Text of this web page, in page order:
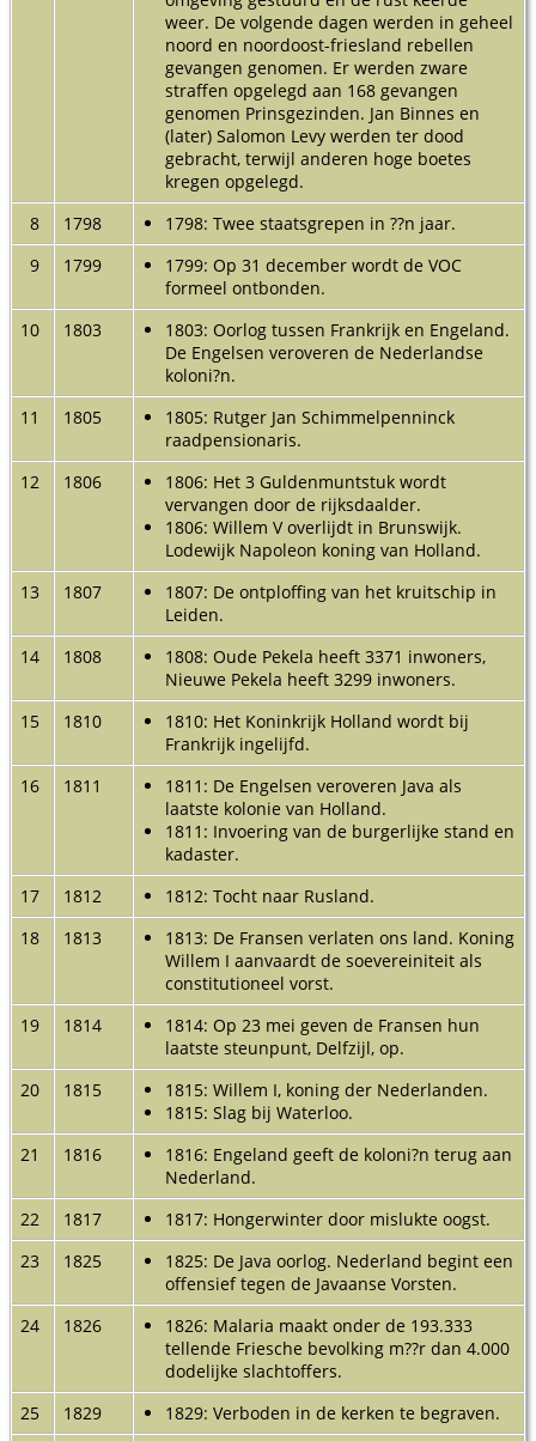
weer. De volgende dagen werden in geheel
noord en noordoost-friesland rebellen
gevangen genomen. Er werden zware
straffen opgelegd aan 168 gevangen
genomen Prinsgezinden. Jan Binnes en
(later) Salomon Levy werden ter dood
gebracht, terwijl anderen hoge boetes
kregen opgelegd.
8
1798
1798: Twee staatsgrepen in ??n jaar.
9
1799
1799: Op 31 december wordt de VOC
formeel ontbonden.
10
1803
1803: Oorlog tussen Frankrijk en Engeland.
De Engelsen veroveren de Nederlandse
koloni?n.
11
1805
1805: Rutger Jan Schimmelpenninck
raadpensionaris.
12
1806
1806: Het 3 Guldenmuntstuk wordt
vervangen door de rijksdaalder.
1806: Willem V overlijdt in Brunswijk.
Lodewijk Napoleon koning van Holland.
13
1807
1807: De ontploffing van het kruitschip in
Leiden.
14
1808
1808: Oude Pekela heeft 3371 inwoners,
Nieuwe Pekela heeft 3299 inwoners.
15
1810
1810: Het Koninkrijk Holland wordt bij
Frankrijk ingelijfd.
16
1811
1811: De Engelsen veroveren Java als
laatste kolonie van Holland.
1811: Invoering van de burgerlijke stand en
kadaster.
17
1812
1812: Tocht naar Rusland.
18
1813
1813: De Fransen verlaten ons land. Koning
Willem I aanvaardt de soevereiniteit als
constitutioneel vorst.
19
1814
1814: Op 23 mei geven de Fransen hun
laatste steunpunt, Delfzijl, op.
20
1815
1815: Willem I, koning der Nederlanden.
1815: Slag bij Waterloo.
21
1816
1816: Engeland geeft de koloni?n terug aan
Nederland.
22
1817
1817: Hongerwinter door mislukte oogst.
23
1825
1825: De Java oorlog. Nederland begint een
offensief tegen de Javaanse Vorsten.
24
1826
1826: Malaria maakt onder de 193.333
tellende Friesche bevolking m??r dan 4.000
dodelijke slachtoffers.
25
1829
1829: Verboden in de kerken te begraven.